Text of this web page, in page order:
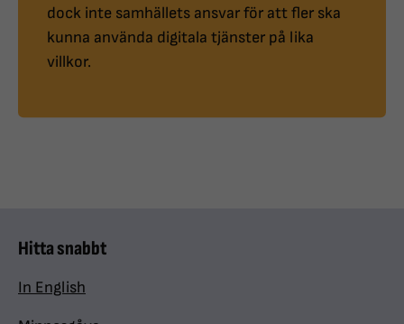
dock inte samhällets ansvar för att fler ska
kunna använda digitala tjänster på lika
villkor.
Hitta snabbt
In English